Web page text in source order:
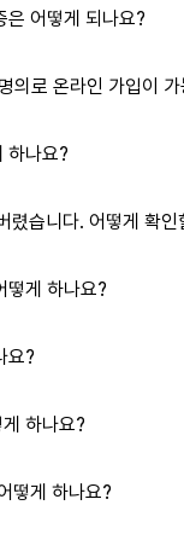
은 어떻게 되나요?
의로 온라인 가입이
하나요?
렸습니다. 어떻게 확인
떻게 하나요?
요?
하나요?
떻게 하나요?